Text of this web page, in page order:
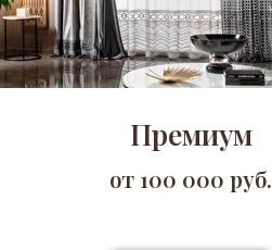
Премиум
от 100 000 руб.